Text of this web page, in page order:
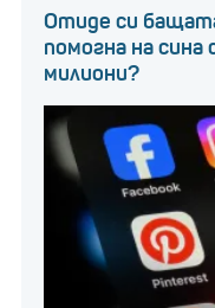
Отиде си
помогна на сина
милиони?